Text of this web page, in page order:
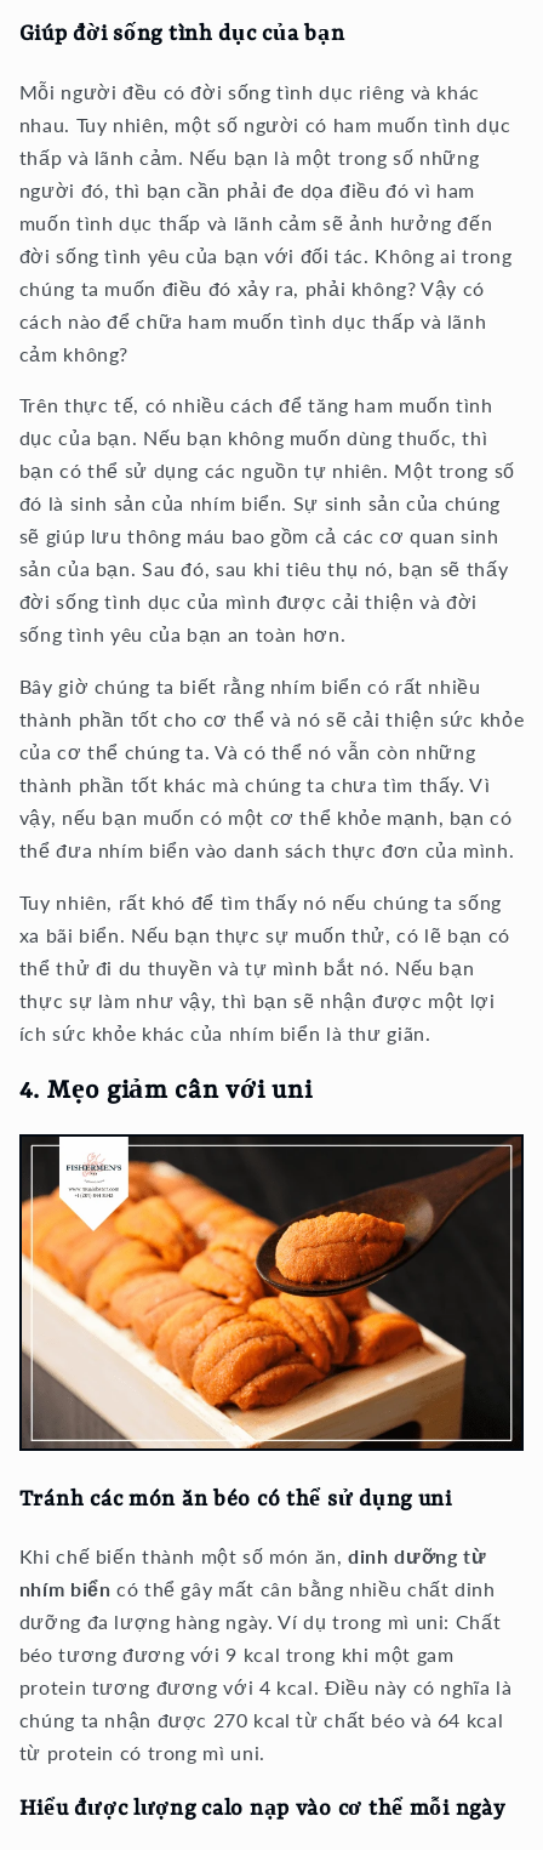
Giúp đời sống tình dục của bạn
Mỗi người đều có đời sống tình dục riêng và khác
nhau. Tuy nhiên, một số người có ham muốn tình dục
thấp và lãnh cảm. Nếu bạn là một trong số những
người đó, thì bạn cần phải đe dọa điều đó vì ham
muốn tình dục thấp và lãnh cảm sẽ ảnh hưởng đến
đời sống tình yêu của bạn với đối tác. Không ai trong
chúng ta muốn điều đó xảy ra, phải không? Vậy có
cách nào để chữa ham muốn tình dục thấp và lãnh
cảm không?
Trên thực tế, có nhiều cách để tăng ham muốn tình
dục của bạn. Nếu bạn không muốn dùng thuốc, thì
bạn có thể sử dụng các nguồn tự nhiên. Một trong số
đó là sinh sản của nhím biển. Sự sinh sản của chúng
sẽ giúp lưu thông máu bao gồm cả các cơ quan sinh
sản của bạn. Sau đó, sau khi tiêu thụ nó, bạn sẽ thấy
đời sống tình dục của mình được cải thiện và đời
sống tình yêu của bạn an toàn hơn.
Bây giờ chúng ta biết rằng nhím biển có rất nhiều
thành phần tốt cho cơ thể và nó sẽ cải thiện sức khỏe
của cơ thể chúng ta. Và có thể nó vẫn còn những
thành phần tốt khác mà chúng ta chưa tìm thấy. Vì
vậy, nếu bạn muốn có một cơ thể khỏe mạnh, bạn có
thể đưa nhím biển vào danh sách thực đơn của mình.
Tuy nhiên, rất khó để tìm thấy nó nếu chúng ta sống
xa bãi biển. Nếu bạn thực sự muốn thử, có lẽ bạn có
thể thử đi du thuyền và tự mình bắt nó. Nếu bạn
thực sự làm như vậy, thì bạn sẽ nhận được một lợi
ích sức khỏe khác của nhím biển là thư giãn.
4. Mẹo giảm cân với uni
Tránh các món ăn béo có thể sử dụng uni
Khi chế biến thành một số món ăn,dinh dưỡng từ
nhím biển có thể gây mất cân bằng nhiều chất dinh
dưỡng đa lượng hàng ngày. Ví dụ trong mì uni: Chất
béo tương đương với 9 kcal trong khi một gam
protein tương đương với 4 kcal. Điều này có nghĩa là
chúng ta nhận được 270 kcal từ chất béo và 64 kcal
từ protein có trong mì uni.
Hiểu được lượng calo nạp vào cơ thể mỗi ngày